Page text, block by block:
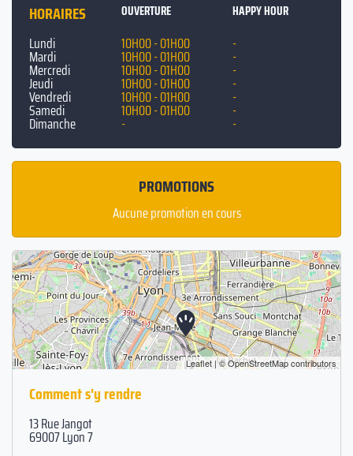
HORAIRES OUVERTURE HAPPY HOUR
Lundi 10H00 - 01H00 -
Mardi 10H00 - 01H00 -
Mercredi 10H00 - 01H00 -
Jeudi 10H00 - 01H00 -
Vendredi 10H00 - 01H00 -
Samedi 10H00 - 01H00 -
Dimanche - -
PROMOTIONS
Aucune promotion en cours
Leaflet | ©OpenStreetMapcontributors
Comment s'y rendre
13 Rue Jangot
69007 Lyon 7